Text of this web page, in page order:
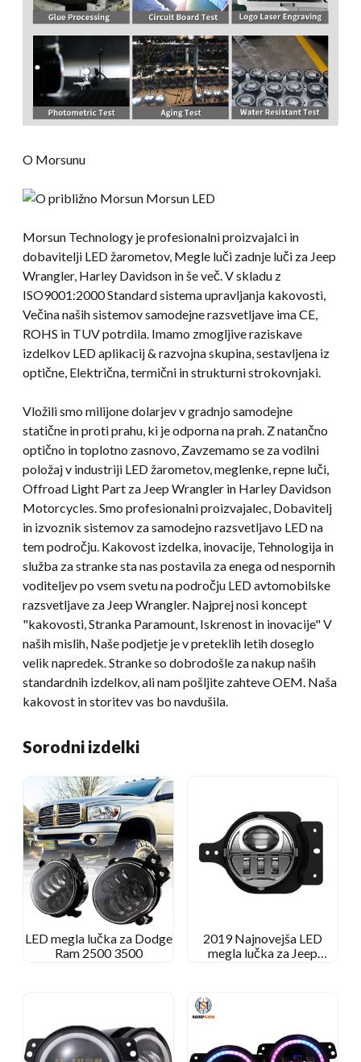
O Morsunu
Morsun Technology je profesionalni proizvajalci in
dobavitelji LED žarometov, Megle luči zadnje luči za Jeep
Wrangler, Harley Davidson in še več. V skladu z
ISO9001:2000 Standard sistema upravljanja kakovosti,
Večina naših sistemov samodejne razsvetljave ima CE,
ROHS in TUV potrdila. Imamo zmogljive raziskave
izdelkov LED aplikacij & razvojna skupina, sestavljena iz
optične, Električna, termični in strukturni strokovnjaki.
Vložili smo milijone dolarjev v gradnjo samodejne
statične in proti prahu, ki je odporna na prah. Z natančno
optično in toplotno zasnovo, Zavzemamo se za vodilni
položaj v industriji LED žarometov, meglenke, repne luči,
Offroad Light Part za Jeep Wrangler in Harley Davidson
Motorcycles. Smo profesionalni proizvajalec, Dobavitelj
in izvoznik sistemov za samodejno razsvetljavo LED na
tem področju. Kakovost izdelka, inovacije, Tehnologija in
služba za stranke sta nas postavila za enega od nespornih
voditeljev po vsem svetu na področju LED avtomobilske
razsvetljave za Jeep Wrangler. Najprej nosi koncept
"kakovosti, Stranka Paramount, Iskrenost in inovacije" V
naših mislih, Naše podjetje je v preteklih letih doseglo
velik napredek. Stranke so dobrodošle za nakup naših
standardnih izdelkov, ali nam pošljite zahteve OEM. Naša
kakovost in storitev vas bo navdušila.
Sorodni izdelki
LED megla lučka za Dodge
Ram 2500 3500
2019 Najnovejša LED
megla lučka za Jeep